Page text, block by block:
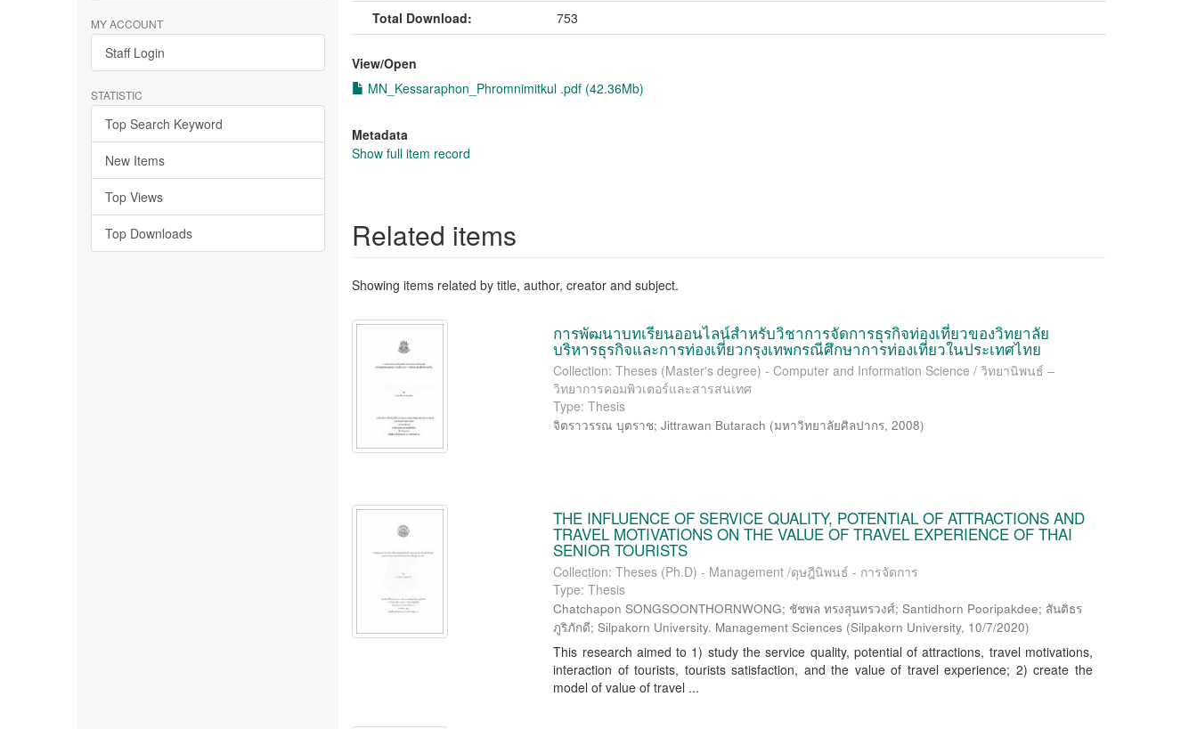
MY ACCOUNT
Staff Login
STATISTIC
Top Search Keyword
New Items
Top Views
Top Downloads
Total Download: 753
View/Open
MN_Kessaraphon_Phromnimitkul .pdf (42.36Mb)
Metadata
Show full item record
Related items
Showing items related by title, author, creator and subject.
การพัฒนาบทเรียนออนไลน์สำหรับวิชาการจัดการธุรกิจท่องเที่ยวของวิทยาลัย
บริหารธุรกิจและการท่องเที่ยวกรุงเทพกรณีศึกษาการท่องเที่ยวในประเทศไทย
Collection: Theses (Master's degree) - Computer and Information Science / วิทยานิพนธ์ –
วิทยาการคอมพิวเตอร์และสารสนเทศ
Type: Thesis
จิตราวรรณ บุตราช;Jittrawan Butarach (มหาวิทยาลัยศิลปากร,2008)
THE INFLUENCE OF SERVICE QUALITY, POTENTIAL OF ATTRACTIONS AND
TRAVEL MOTIVATIONS ON THE VALUE OF TRAVEL EXPERIENCE OF THAI
SENIOR TOURISTS
Collection: Theses (Ph.D) - Management /ดุษฎีนิพนธ์ - การจัดการ
Type: Thesis
Chatchapon SONGSOONTHORNWONG; ชัชพล ทรงสุนทรวงศ์; Santidhorn Pooripakdee; สันติธร
ภูริภักดี; Silpakorn University. Management Sciences (Silpakorn University, 10/7/2020)
This research aimed to 1) study the service quality, potential of attractions, travel motivations,
interaction of tourists, tourists satisfaction, and the value of travel experience; 2) create the
model of value of travel ...